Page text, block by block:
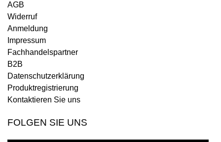
AGB
Widerruf
Anmeldung
Impressum
Fachhandelspartner
B2B
Datenschutzerklärung
Produktregistrierung
Kontaktieren Sie uns
FOLGEN SIE UNS